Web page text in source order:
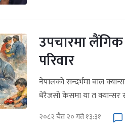
उपचारमा लैंगिक
परिवार
नेपालको सन्दर्भमा बाल
धेरैजसो केसमा या त क्यान्सर
२०८२ चैत २० गते १३:३१